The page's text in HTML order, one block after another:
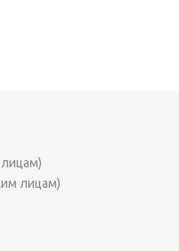
лицам)